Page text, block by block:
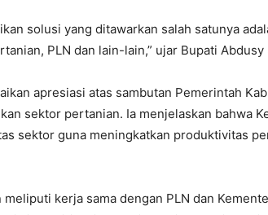
solusi yang ditawarkan salah satunya
PLN dan lain-lain,” ujar Bupati Abdusy
apresiasi atas sambutan Pemerintah
sektor pertanian. Ia menjelaskan bahwa
sektor guna meningkatkan produktivitas
kerja sama dengan PLN dan